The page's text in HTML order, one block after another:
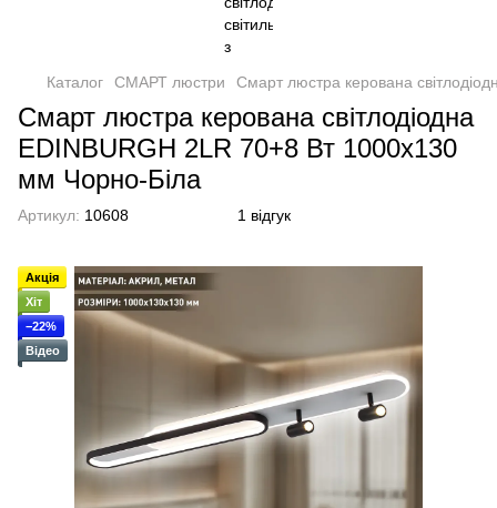
Каталог СМАРТ люстри Смарт люстра керована
Смарт люстра керована світлодіодна
EDINBURGH 2LR 70+8 Вт 1000x130
мм Чорно-Біла
Артикул: 10608 1 відгук
Акція
Хіт
−22%
Відео